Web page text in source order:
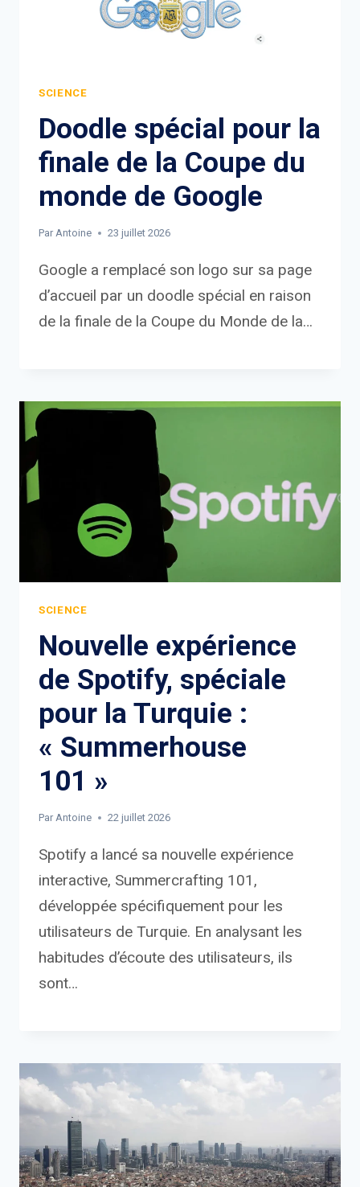
SCIENCE
Doodle spécial pour la
finale de la Coupe du
monde de Google
Par Antoine 23 juillet 2026
Google a remplacé son logo sur sa page
d’accueil par un doodle spécial en raison
de la finale de la Coupe du Monde de la…
SCIENCE
Nouvelle expérience
de Spotify, spéciale
pour la Turquie :
« Summerhouse
101 »
Par Antoine 22 juillet 2026
Spotify a lancé sa nouvelle expérience
interactive, Summercrafting 101,
développée spécifiquement pour les
utilisateurs de Turquie. En analysant les
habitudes d’écoute des utilisateurs, ils
sont…